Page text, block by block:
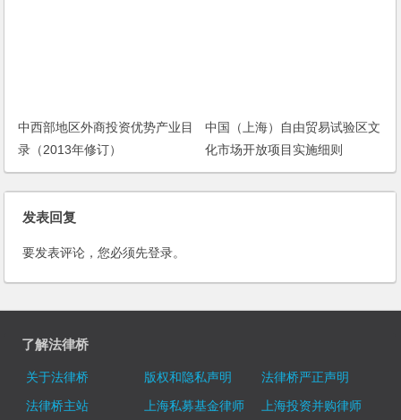
中西部地区外商投资优势产业目
录（2013年修订）
中国（上海）自由贸易试验区文
化市场开放项目实施细则
发表回复
要发表评论，您必须先登录。
了解法律桥
关于法律桥 版权和隐私声明
法律桥严正声明
法律桥主站
上海私募基金律师
上海投资并购律师